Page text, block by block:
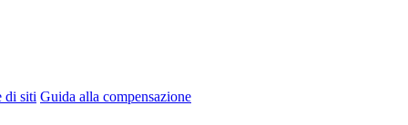
di siti Guida alla compensazione